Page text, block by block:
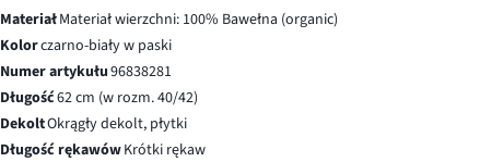
MateriałMateriał wierzchni: 100% Bawełna (organic)
Kolorczarno-biały w paski
Numer artykułu96838281
Długość62 cm (w rozm. 40/42)
DekoltOkrągły dekolt, płytki
Długość rękawówKrótki rękaw